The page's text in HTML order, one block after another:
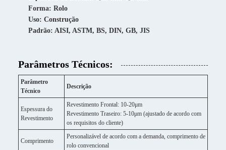
Forma: Rolo
Uso: Construção
Padrão: AISI, ASTM, BS, DIN, GB, JIS
Parâmetros Técnicos:
Parâmetro
Técnico
Descrição
Espessura do
Revestimento
Revestimento Frontal: 10-20μm
Revestimento Traseiro: 5-10μm (ajustado de acordo com
os requisitos do cliente)
Comprimento
Personalizável de acordo com a demanda, comprimento de
rolo convencional